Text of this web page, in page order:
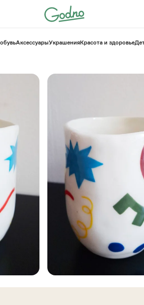
АксессуарыУкрашенияКрасота и здоровье